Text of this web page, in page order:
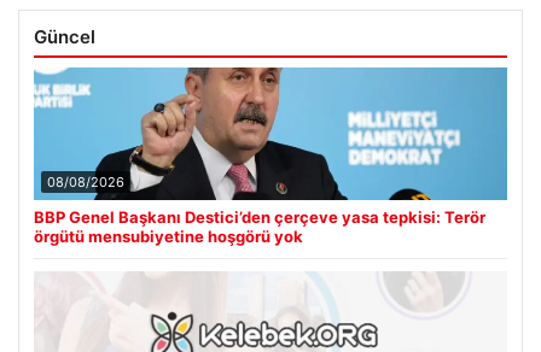
Güncel
08/08/2026
BBP Genel Başkanı Destici’den çerçeve yasa tepkisi: Terör
örgütü mensubiyetine hoşgörü yok